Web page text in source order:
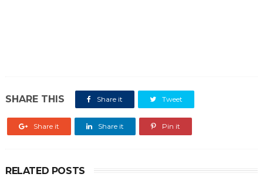
SHARE THIS Share it Tweet
Share it Share it Pin it
RELATED POSTS